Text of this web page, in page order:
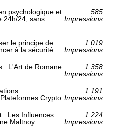
psychologique et
24h/24, sans
585
Impressions
le principe de
à la sécurité
1 019
Impressions
: L'Art de Romane
1 358
Impressions
Crypto
1 191
Impressions
: Les Influences
Maltnoy
1 224
Impressions